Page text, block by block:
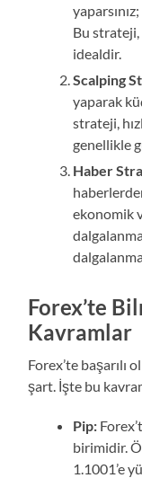
Bu strateji,
idealdir.
Scalping
yaparak
strateji,
genellikle
Haber
ekonomik
Forex’te
Kavramlar
Forex’te başarılı
şart. İşte bu
Pip:
birimidir.
1.1001’e